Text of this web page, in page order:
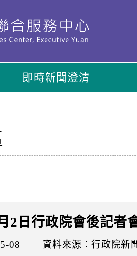
即時新聞澄清
2日行政院會後記者
08 資料來源：行政院新